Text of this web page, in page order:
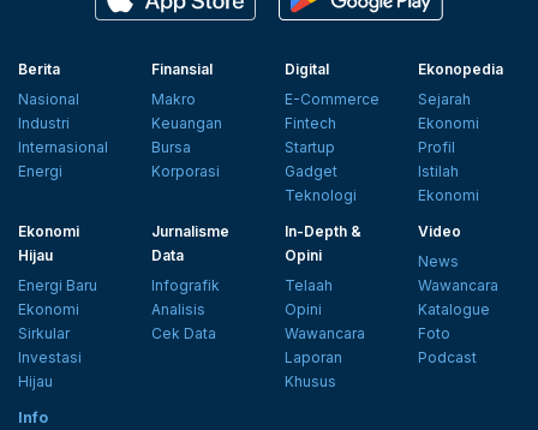
Berita
Nasional
Industri
Internasional
Energi
Finansial
Makro
Keuangan
Bursa
Korporasi
Digital
E-Commerce
Fintech
Startup
Gadget
Teknologi
Ekonopedia
Sejarah
Ekonomi
Profil
Istilah
Ekonomi
Ekonomi
Hijau
Energi Baru
Ekonomi
Sirkular
Investasi
Hijau
Jurnalisme
Data
Infografik
Analisis
Cek Data
In-Depth &
Opini
Telaah
Opini
Wawancara
Laporan
Khusus
Video
News
Wawancara
Katalogue
Foto
Podcast
Info